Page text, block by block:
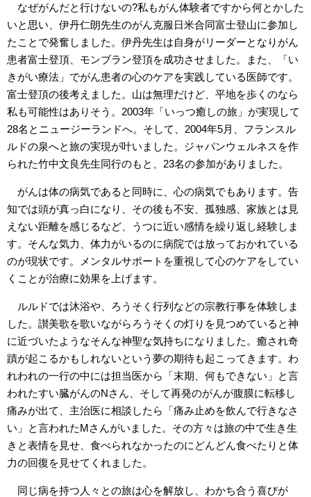
なぜがんだと行けないの?私もがん体験者ですから何とかした
いと思い、伊丹仁朗先生のがん克服日米合同富士登山に参加し
たことで発奮しました。伊丹先生は自身がリーダーとなりがん
患者富士登頂、モンブラン登頂を成功させました。また、「い
きがい療法」でがん患者の心のケアを実践している医師です。
富士登頂の後考えました。山は無理だけど、平地を歩くのなら
私も可能性はありそう。2003年「いっつ癒しの旅」が実現して
28名とニュージーランドへ。そして、2004年5月、フランスル
ルドの泉へと旅の実現が叶いました。ジャパンウェルネスを作
られた竹中文良先生同行のもと、23名の参加がありました。
がんは体の病気であると同時に、心の病気でもあります。告
知では頭が真っ白になり、その後も不安、孤独感、家族とは見
えない距離を感じるなど、うつに近い感情を繰り返し経験しま
す。そんな気力、体力がいるのに病院では放っておかれている
のが現状です。メンタルサポートを重視して心のケアをしてい
くことが治療に効果を上げます。
ルルドでは沐浴や、ろうそく行列などの宗教行事を体験しま
した。讃美歌を歌いながらろうそくの灯りを見つめていると神
に近づいたようなそんな神聖な気持ちになりました。癒され奇
蹟が起こるかもしれないという夢の期待も起こってきます。わ
れわれの一行の中には担当医から「末期、何もできない」と言
われたすい臓がんのNさん、そして再発のがんが腹膜に転移し
痛みが出て、主治医に相談したら「痛み止めを飲んで行きなさ
い」と言われたMさんがいました。その方々は旅の中で生き生
きと表情を見せ、食べられなかったのにどんどん食べたりと体
力の回復を見せてくれました。
同じ病を持つ人々との旅は心を解放し、わかち合う喜びが